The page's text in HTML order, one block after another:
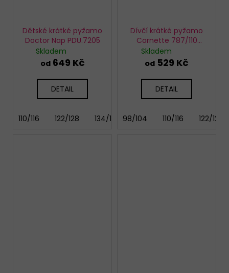
Dětské krátké pyžamo
Doctor Nap PDU.7205
Skladem
od649 Kč
DETAIL
110/116 122/128 134/140 146/152
Dívčí krátké pyžamo
Cornette 787/110
Travel 2
Skladem
od 529 Kč
DETAIL
98/104 110/116 122/128